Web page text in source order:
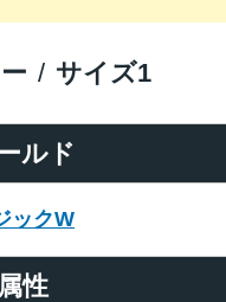
ルド
ックW
サイズ1
属性